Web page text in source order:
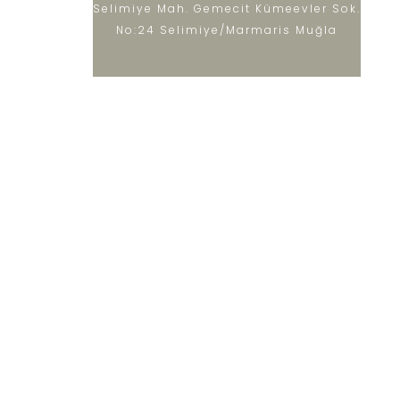
Selimiye Mah. Gemecit Kümeevler Sok.
No:24 Selimiye/Marmaris Muğla